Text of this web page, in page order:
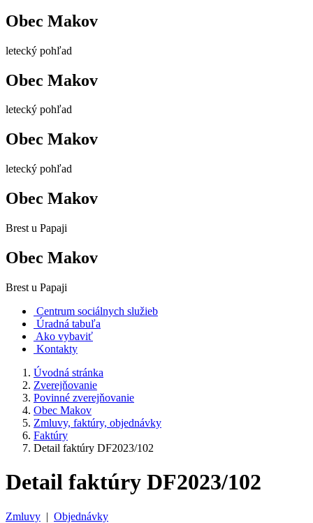
Obec Makov
letecký pohľad
Obec Makov
letecký pohľad
Obec Makov
letecký pohľad
Obec Makov
Brest u Papaji
Obec Makov
Brest u Papaji
Centrum sociálnych služieb
Úradná tabuľa
Ako vybaviť
Kontakty
Úvodná stránka
Zverejňovanie
Povinné zverejňovanie
Obec Makov
Zmluvy, faktúry, objednávky
Faktúry
Detail faktúry DF2023/102
Detail faktúry DF2023/102
Zmluvy | Objednávky